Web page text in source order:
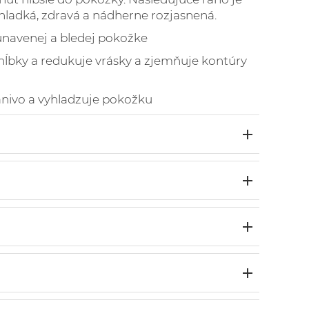
zdravá a nádherne rozjasnená.
a bledej pokožke
a redukuje vrásky a zjemňuje kontúry
a vyhladzuje pokožku
2022
týždňa večer predtým ako pôjdete späť
Sérum nahradí krém/olej ktorý by ste
Oil*, Prunus Amygdalus Dulcis Oil*,